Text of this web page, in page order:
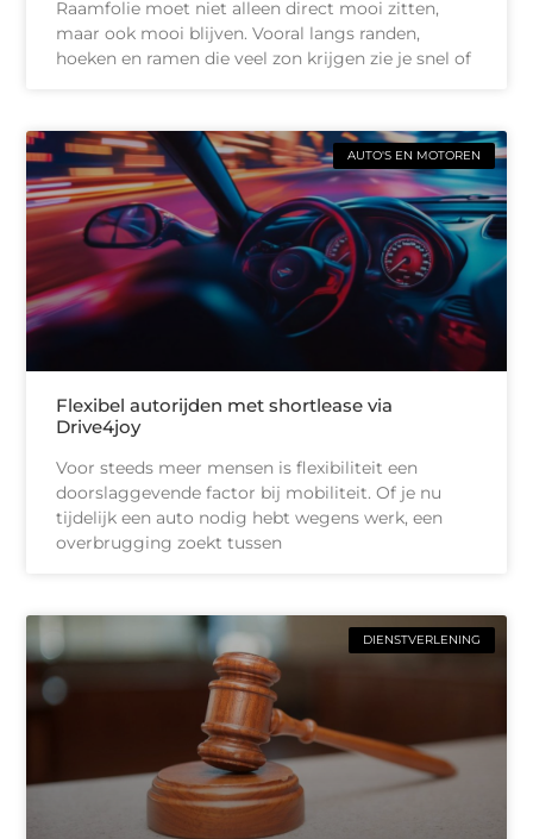
Raamfolie moet niet alleen direct mooi zitten,
maar ook mooi blijven. Vooral langs randen,
hoeken en ramen die veel zon krijgen zie je snel of
AUTO'S EN MOTOREN
Flexibel autorijden met shortlease via
Drive4joy
Voor steeds meer mensen is flexibiliteit een
doorslaggevende factor bij mobiliteit. Of je nu
tijdelijk een auto nodig hebt wegens werk, een
overbrugging zoekt tussen
DIENSTVERLENING